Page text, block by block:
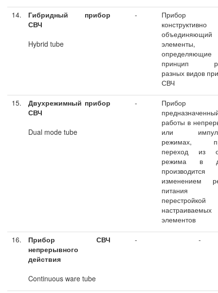
14.
Гибридный прибор
СВЧ
Hybrid tube
-
Прибор
конструктивно
объединяющий
элементы,
определяющие
принцип
разных видов
СВЧ
15.
Двухрежимный прибор
СВЧ
Dual mode tube
-
Прибор
работы в
или
режимах,
переход из
режима в
производится
изменением
питания
перестройкой
настраиваемых
элементов
16.
Прибор СВЧ
непрерывного
действия
Continuous ware tube
- -